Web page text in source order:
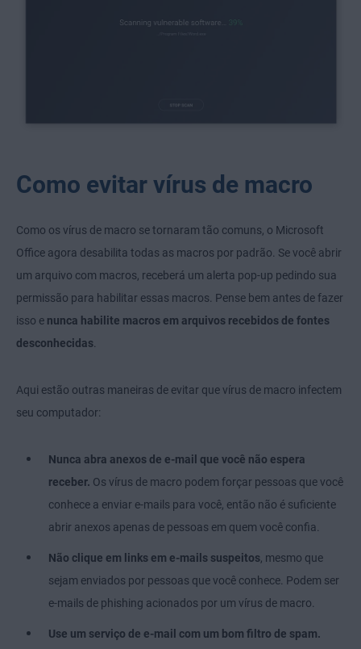
Como evitar vírus de macro
Como os vírus de macro se tornaram tão comuns, o Microsoft
Office agora desabilita todas as macros por padrão. Se você abrir
um arquivo com macros, receberá um alerta pop-up pedindo sua
permissão para habilitar essas macros. Pense bem antes de fazer
isso e nunca habilite macros em arquivos recebidos de fontes
desconhecidas.
Aqui estão outras maneiras de evitar que vírus de macro infectem
seu computador:
Nunca abra anexos de e-mail que você não espera
receber. Os vírus de macro podem forçar pessoas que você
conhece a enviar e-mails para você, então não é suficiente
abrir anexos apenas de pessoas em quem você confia.
Não clique em links em e-mails suspeitos, mesmo que
sejam enviados por pessoas que você conhece. Podem ser
e-mails de phishing acionados por um vírus de macro.
Use um serviço de e-mail com um bom filtro de spam.